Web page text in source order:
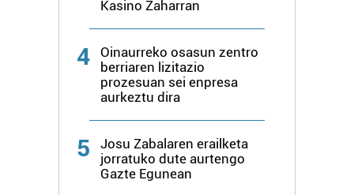
Kasino Zaharran
4
Oinaurreko osasun zentro
berriaren lizitazio
prozesuan sei enpresa
aurkeztu dira
5
Josu Zabalaren erailketa
jorratuko dute aurtengo
Gazte Egunean